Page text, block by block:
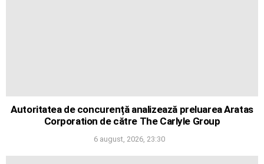
Autoritatea de concurență analizează preluarea Aratas
Corporation de către The Carlyle Group
6 august, 2026, 23:30